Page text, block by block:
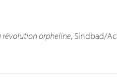
révolution orpheline, Sindbad/